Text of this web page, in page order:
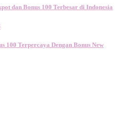
dan Bonus 100 Terbesar di Indonesia
100 Terpercaya Dengan Bonus New